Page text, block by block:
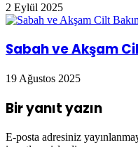
2 Eylül 2025
Sabah ve Akşam
19 Ağustos 2025
Bir yanıt yazın
E-posta adresiniz